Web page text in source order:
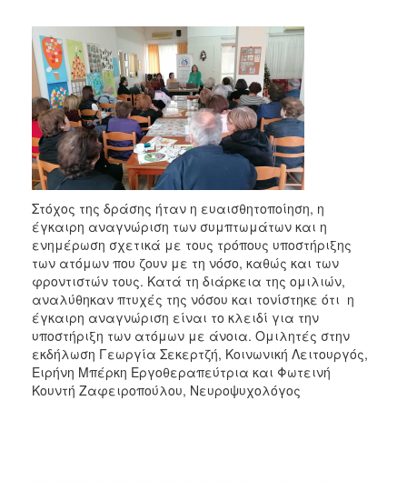
Στόχος της δράσης ήταν η ευαισθητοποίηση, η
έγκαιρη αναγνώριση των συμπτωμάτων και η
ενημέρωση σχετικά με τους τρόπους υποστήριξης
των ατόμων που ζουν με τη νόσο, καθώς και των
φροντιστών τους. Κατά τη διάρκεια της ομιλιών,
αναλύθηκαν πτυχές της νόσου και τονίστηκε ότι η
έγκαιρη αναγνώριση είναι το κλειδί για την
υποστήριξη των ατόμων με άνοια. Ομιλητές στην
εκδήλωση Γεωργία Σεκερτζή, Κοινωνική Λειτουργός,
Ειρήνη Μπέρκη Εργοθεραπεύτρια και Φωτεινή
Κουντή Ζαφειροπούλου, Νευροψυχολόγος